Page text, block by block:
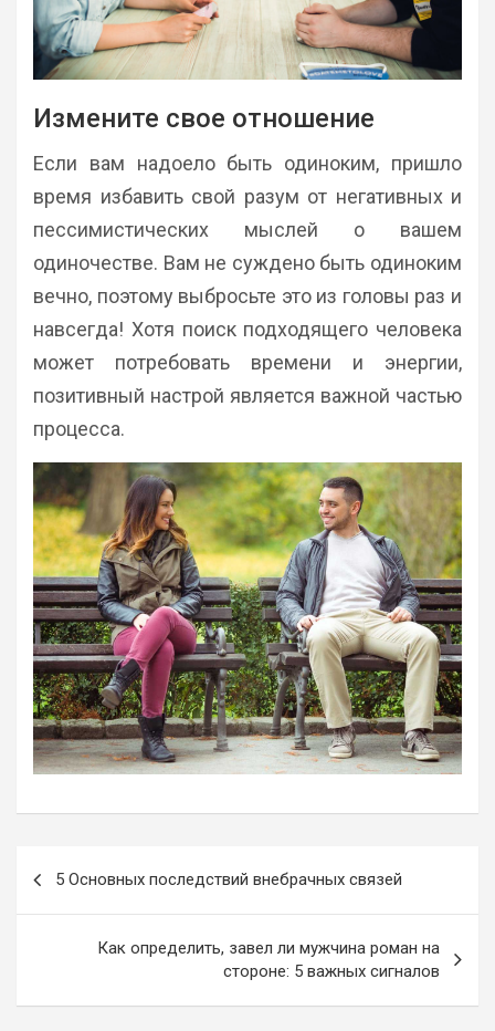
Измените свое отношение
Если вам надоело быть одиноким, пришло
время избавить свой разум от негативных и
пессимистических мыслей о вашем
одиночестве. Вам не суждено быть одиноким
вечно, поэтому выбросьте это из головы раз и
навсегда! Хотя поиск подходящего человека
может потребовать времени и энергии,
позитивный настрой является важной частью
процесса.
по
5 Основных последствий внебрачных связей
Как определить, завел ли мужчина роман на
стороне: 5 важных сигналов